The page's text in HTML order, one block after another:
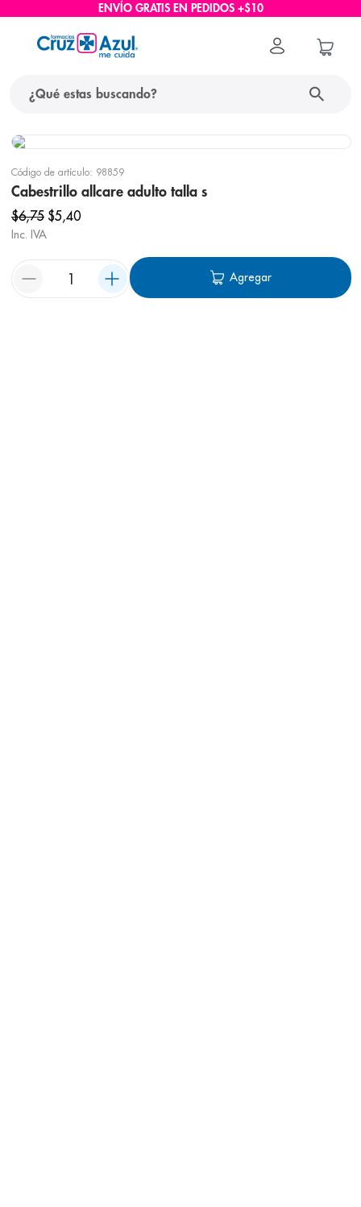
ENVÍO GRATIS EN PEDIDOS +$10
Código de artículo: 98859
Cabestrillo allcare adulto talla s
$6,75 $5,40
Inc. IVA
Agregar